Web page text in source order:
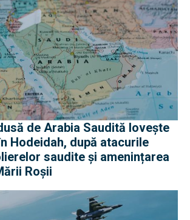
de Arabia Saudită lovește
Hodeidah, după atacurile
saudite și amenințarea
Roșii